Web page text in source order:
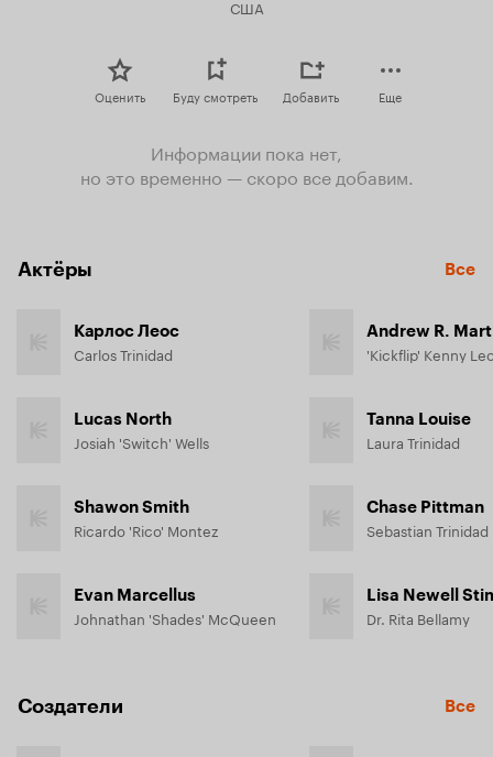
США
Оценить Буду смотреть Добавить Еще
Информации пока нет,
но это временно — скоро все добавим.
Актёры Все
Карлос Леос
Carlos Trinidad
Lucas North
Josiah 'Switch' Wells
Shawon Smith
Ricardo 'Rico' Montez
Evan Marcellus
Johnathan 'Shades' McQueen
'Kickflip' Kenny
Tanna Louise
Laura Trinidad
Chase Pittman
Sebastian Trinidad
Lisa Newell
Dr. Rita Bellamy
Создатели Все